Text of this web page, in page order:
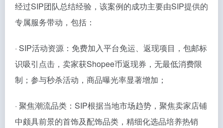
经过SIP团队总结经验，该案例的成功主要由SIP提供的
专属服务带动，包括：
· SIP活动资源：免费加入平台免运、返现项目，包邮标
识吸引点击，卖家获Shopee币返现券，无最低消费限
制；参与秒杀活动，商品曝光率显著增加；
· 聚焦潮流品类：SIP根据当地市场趋势，聚焦卖家店铺
中颇具前景的首饰及配饰品类，精细化选品培养热销